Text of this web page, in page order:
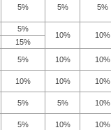
5% 5% 5%
5%
10% 10%
15%
5% 10% 10%
10% 10% 10%
5% 5% 10%
5% 10% 10%